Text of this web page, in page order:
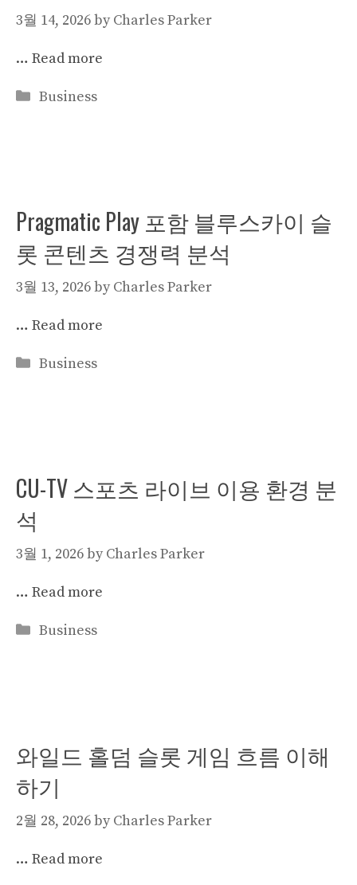
3월 14, 2026by Charles Parker
… Read more
Categories
Business
Pragmatic Play 포함 블루스카이 슬
롯 콘텐츠 경쟁력 분석
3월 13, 2026by Charles Parker
… Read more
Categories
Business
CU-TV 스포츠 라이브 이용 환경 분
석
3월 1, 2026by Charles Parker
… Read more
Categories
Business
와일드 홀덤 슬롯 게임 흐름 이해
하기
2월 28, 2026by Charles Parker
… Read more